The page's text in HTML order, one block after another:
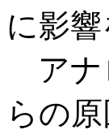
に影
アナ
らの